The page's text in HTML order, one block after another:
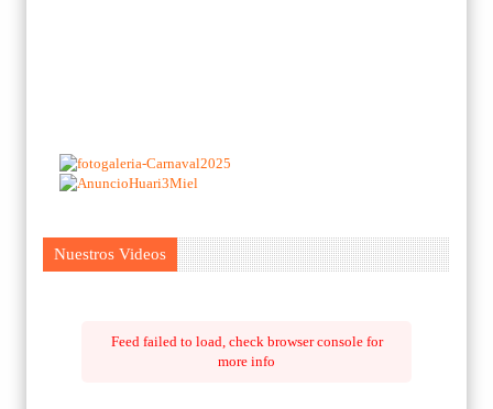
Nuestros Videos
Feed failed to load, check browser console for
more info